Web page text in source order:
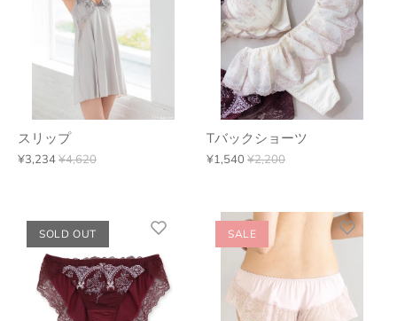
スリップ
¥3,234¥4,620
Tバックショーツ
¥1,540 ¥2,200
SOLD OUT SALE